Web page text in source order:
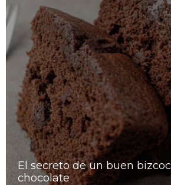
El secreto de un buen
chocolate